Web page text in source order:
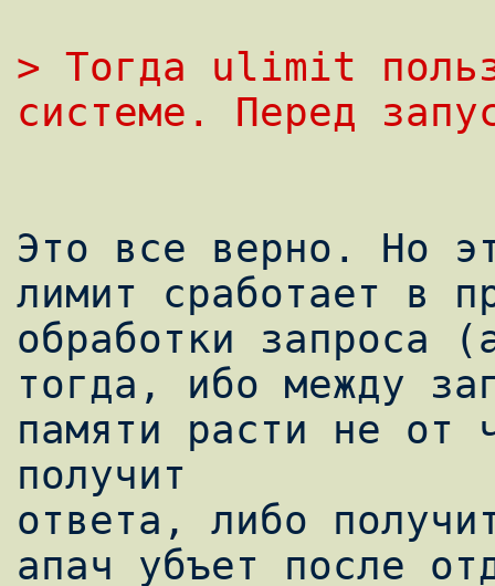
> Тогда ulimit
системе. Перед
Это все верно. Но
лимит сработает в
обработки запроса
тогда, ибо между
памяти расти не от
получит
ответа, либо
апач убъет после